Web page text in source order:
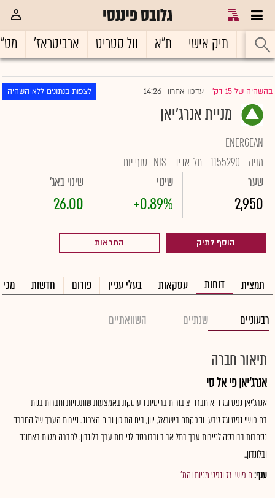
גלובס פיננסי
ראשי תיק אישי ת"א וול סטריט ארביטראז'
בהשהיה של 15 דק' |עדכון אחרון 14:26 לצפות בנתונים ללא השהיה
מניית אנרג'יאן
ENERGEAN
מניה
1155290 תל-אביב NIS סוף יום
שער
2,950
שינוי
+0.89%
שינוי באג'
26.00
הוסף לתיק התראות
תמצית דוחות עסקאות בעלי עניין פורום חדשות
רבעוניים שנתיים השוואתיים
תיאור חברה
אנרג'יאן פי אל סי
אנרג'יאן נפט וגז היא חברה ציבורית בריטית העוסקת באמצעות שותפויות וחברות בנות
בחיפושי נפט וגז טבעי והפקתם בישראל, יוון, בים התיכון ובים הצפוני. ניירות הערך של החברה
נסחרות בבורסה לניירות ערך בתל אביב ובבורסה לניירות ערך בלונדון. לחברה מטות באתונה
ובלונדון..
ענף:חיפושי גז ונפט מניות והמ'